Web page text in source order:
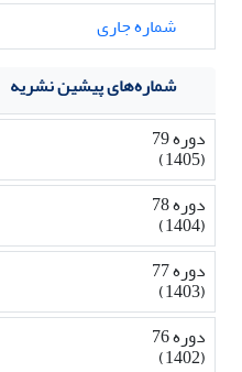
شماره جاری
شماره‌های پیشین نشریه
دوره 79
(1405)
دوره 78
(1404)
دوره 77
(1403)
دوره 76
(1402)